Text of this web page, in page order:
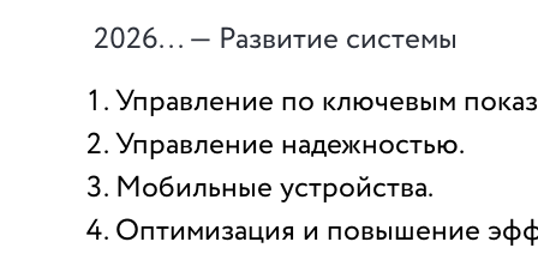
2026... — Развитие системы
Управление по ключевым
Управление надежностью.
Мобильные устройства.
Оптимизация и повышение